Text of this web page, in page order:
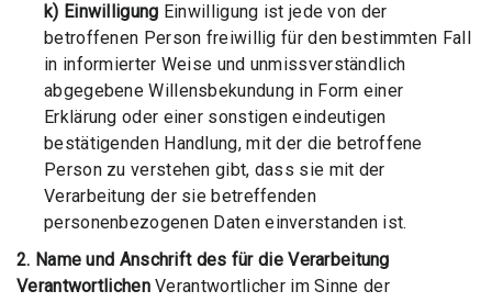
k) Einwilligung Einwilligung ist jede von der
betroffenen Person freiwillig für den bestimmten Fall
in informierter Weise und unmissverständlich
abgegebene Willensbekundung in Form einer
Erklärung oder einer sonstigen eindeutigen
bestätigenden Handlung, mit der die betroffene
Person zu verstehen gibt, dass sie mit der
Verarbeitung der sie betreffenden
personenbezogenen Daten einverstanden ist.
2. Name und Anschrift des für die Verarbeitung
VerantwortlichenVerantwortlicher im Sinne der